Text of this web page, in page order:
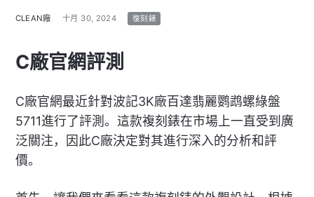
CLEAN廠 十月 30, 2024 復刻錶
C廠官網評測
C廠官網最近針對波記3K廠百達翡麗鹦鹉螺綠盤
5711進行了評測。這款複刻錶在市場上一直受到廣
泛關注，因此C廠決定對其進行深入的分析和評
價。